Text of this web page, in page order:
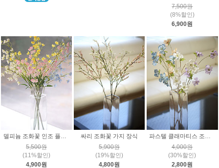
7,500원
(8%할인)
6,900원
델피늄 조화꽃 인조 플라워 인테리어 감성 장식 소품
5,500원
(11%할인)
4,900원
싸리 조화꽃 가지 장식
5,900원
(19%할인)
4,800원
파스텔 클래마티스 조화꽃 인테리어 플라워 장식가지
4,000원
(30%할인)
2,800원